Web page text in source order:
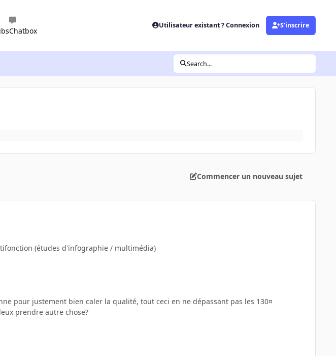
Chatbox
Utilisateur existant ? Connexion S’inscrire
Search...
Commencer un nouveau sujet
(études d'infographie / multimédia)
pour justement bien caler la qualité, tout ceci en ne dépassant pas les 130¤
prendre autre chose?